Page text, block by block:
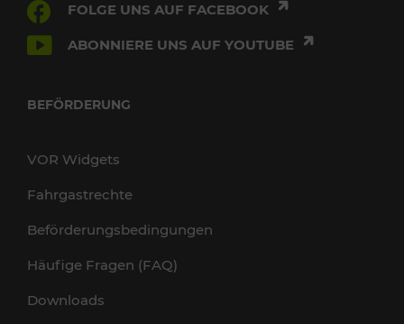
FOLGE UNS AUF FACEBOOK
ABONNIERE UNS AUF YOUTUBE
BEFÖRDERUNG
VOR Widgets
Fahrgastrechte
Beförderungsbedingungen
Häufige Fragen (FAQ)
Downloads